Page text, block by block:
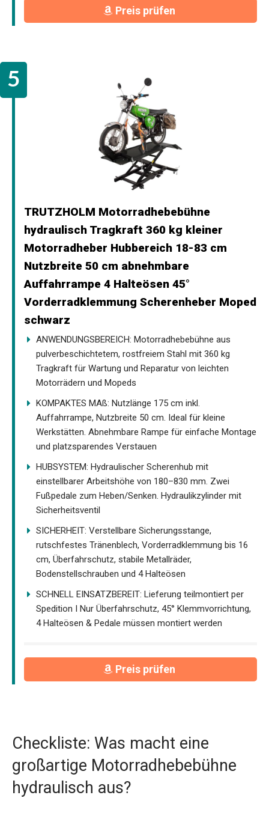
Preis prüfen
TRUTZHOLM Motorradhebebühne
hydraulisch Tragkraft 360 kg kleiner
Motorradheber Hubbereich 18-83 cm
Nutzbreite 50 cm abnehmbare
Auffahrrampe 4 Halteösen 45°
Vorderradklemmung Scherenheber Moped
schwarz
ANWENDUNGSBEREICH: Motorradhebebühne aus
pulverbeschichtetem, rostfreiem Stahl mit 360 kg
Tragkraft für Wartung und Reparatur von leichten
Motorrädern und Mopeds
KOMPAKTES MAß: Nutzlänge 175 cm inkl.
Auffahrrampe, Nutzbreite 50 cm. Ideal für kleine
Werkstätten. Abnehmbare Rampe für einfache Montage
und platzsparendes Verstauen
HUBSYSTEM: Hydraulischer Scherenhub mit
einstellbarer Arbeitshöhe von 180–830 mm. Zwei
Fußpedale zum Heben/Senken. Hydraulikzylinder mit
Sicherheitsventil
SICHERHEIT: Verstellbare Sicherungsstange,
rutschfestes Tränenblech, Vorderradklemmung bis 16
cm, Überfahrschutz, stabile Metallräder,
Bodenstellschrauben und 4 Halteösen
SCHNELL EINSATZBEREIT: Lieferung teilmontiert per
Spedition I Nur Überfahrschutz, 45° Klemmvorrichtung,
4 Halteösen & Pedale müssen montiert werden
Preis prüfen
Checkliste: Was macht eine
großartige Motorradhebebühne
hydraulisch aus?